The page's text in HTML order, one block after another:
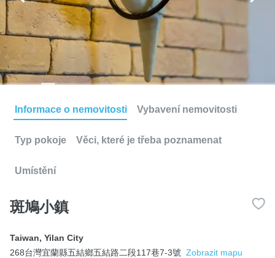
Informace o nemovitosti Vybavení nemovitosti
Typ pokoje Věci, které je třeba poznamenat
Umístění
斑鳩小鎮
Taiwan, Yilan City
268台灣宜蘭縣五結鄉五結路二段117巷7-3號 Zobrazit mapu